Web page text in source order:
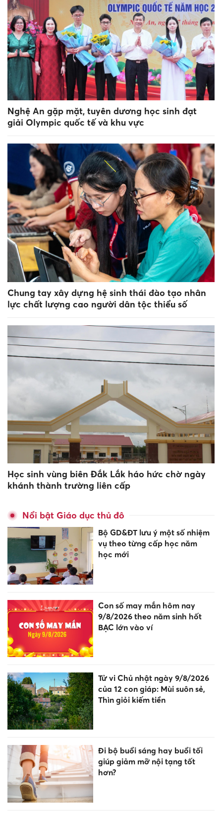
Nghệ An gặp mặt, tuyên dương học sinh đạt
giải Olympic quốc tế và khu vực
Chung tay xây dựng hệ sinh thái đào tạo nhân
lực chất lượng cao người dân tộc thiểu số
Học sinh vùng biên Đắk Lắk háo hức chờ ngày
khánh thành trường liên cấp
Nổi bật Giáo dục thủ đô
Bộ GD&ĐT lưu ý một số nhiệm
vụ theo từng cấp học năm
học mới
Con số may mắn hôm nay
9/8/2026 theo năm sinh hốt
BẠC lớn vào ví
Tử vi Chủ nhật ngày 9/8/2026
của 12 con giáp: Mùi suôn sẻ,
Thìn giỏi kiếm tiền
Đi bộ buổi sáng hay buổi tối
giúp giảm mỡ nội tạng tốt
hơn?